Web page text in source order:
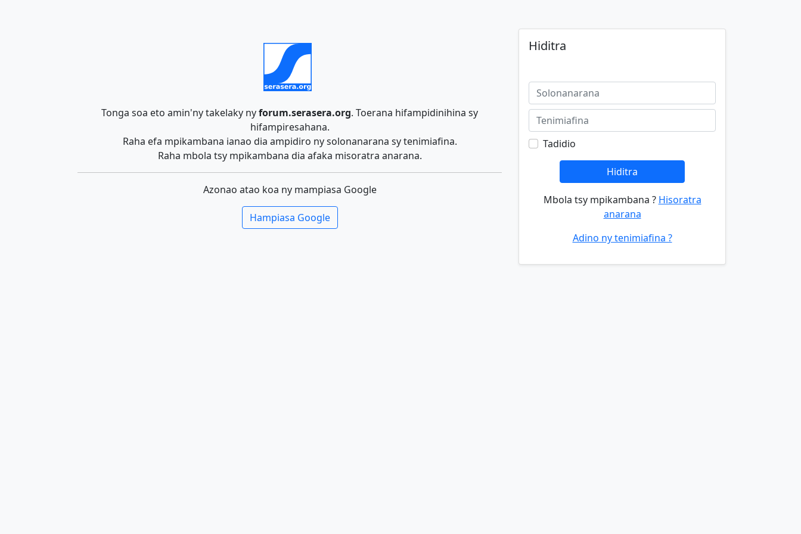
Tonga soa eto amin'ny takelaky nyforum.serasera.org. Toerana hifampidinihina sy
hifampiresahana.
Raha efa mpikambana ianao dia ampidiro ny solonanarana sy tenimiafina.
Raha mbola tsy mpikambana dia afaka misoratra anarana.
Azonao atao koa ny mampiasa Google
Hampiasa Google
Hiditra
Tadidio
Hiditra
Mbola tsy mpikambana ? Hisoratra
anarana
Adino ny tenimiafina ?